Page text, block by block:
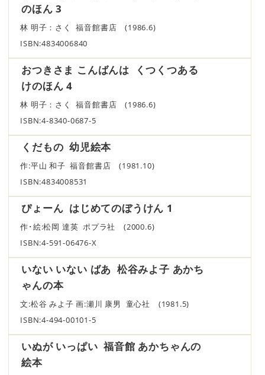
のほん 3
林 明子：さく 福音館書店 (1986.6)
ISBN:4834006840
おつきさま こんばんは くつくつある
けのほん 4
林 明子：さく 福音館書店 (1986.6)
ISBN:4-8340-0687-5
くだもの 幼児絵本
作:平山 和子 福音館書店 (1981.10)
ISBN:4834008531
ぴょーん はじめてのぼうけん 1
作･絵:松岡 達英 ポプラ社 (2000.6)
ISBN:4-591-06476-X
いない いない ばあ 松谷みよ子 あかち
ゃんの本
文:松谷 みよ子 画:瀬川 康男 童心社 (1981.5)
ISBN:4-494-00101-5
いぬが いっぱい 福音館 あかちゃんの
絵本